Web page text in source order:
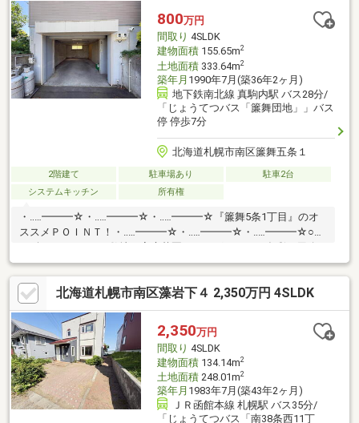
油）
800万円
間取り 4SLDK
建物面積155.65m2
土地面積333.64m2
築年月 1990年7月(築36年2ヶ月)
地下鉄南北線 真駒内駅 バス28分/
「じょうてつバス「簾舞団地」」バス
停 停歩7分
北海道札幌市南区簾舞五条１
2階建て 駐車場あり
駐車2台
システムキッチン
所有権
・‥…━━━☆・‥…━━━☆・‥…━━━☆『簾舞5条1丁目』のオ
ススメＰＯＩＮＴ！・‥…━━━☆・‥…━━━☆・‥…━━━☆○約
に利用可能○四季折々の木々が植えられたお庭で、自然を身近に
感じる暮らし○高さ約180cmのガレージ付き。大切な車を雪から
守り、アウトドア用品も収納○2階からは雄大な山並み。美しい景
色が日常に癒しと安らぎを提供○広々とした約24帖のLDKを含む、
部屋数豊富な4SLDK
北海道札幌市南区藻岩下４ 2,350万円 4SLDK
2,350万円
間取り 4SLDK
建物面積134.14m2
土地面積248.01m2
築年月 1983年7月(築43年2ヶ月)
ＪＲ函館本線 札幌駅 バス35分/
「じょうてつバス「南38条西11丁